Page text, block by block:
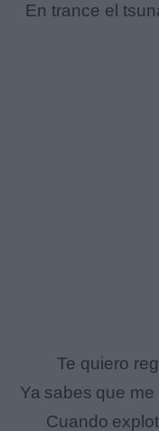
En trance el
Te quiero
Ya sabes que
Cuando